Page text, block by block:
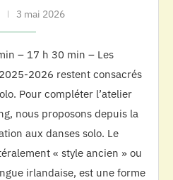
3 mai 2026
– 17 h 30 min – Les
2026 restent consacrés
Pour compléter l’atelier
nous proposons depuis la
aux danses solo. Le
« style ancien » ou
irlandaise, est une forme